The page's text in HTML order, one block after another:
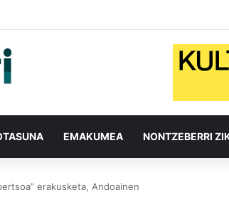
EMAKUMEA NONTZEBERRI
erakusketa, Andoainen